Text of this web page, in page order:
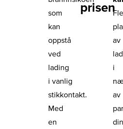
som
kan
oppstå
ved
lading
i vanlig
stikkontakt.
Med
en
prisen
av
i
av